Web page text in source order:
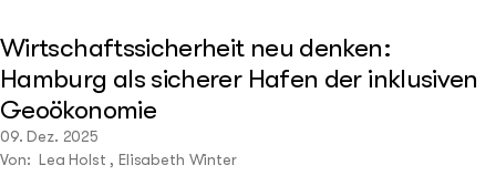
Wirtschaftssicherheit neu denken:
Hamburg als sicherer Hafen der inklusiven
Geoökonomie
09. Dez. 2025
Von: Lea Holst , Elisabeth Winter